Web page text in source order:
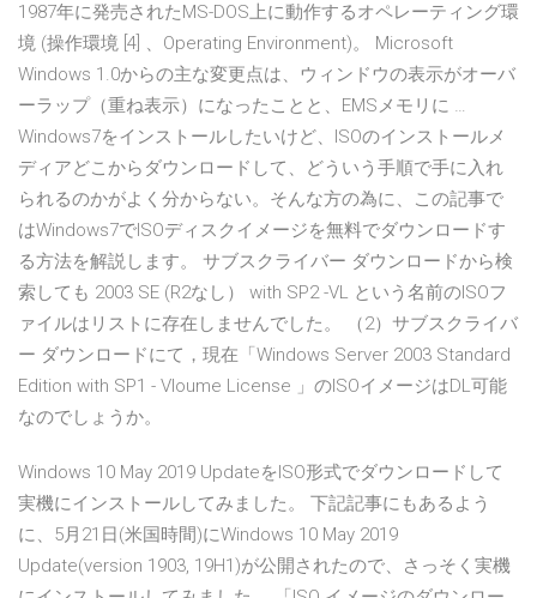
1987年に発売されたMS-DOS上に動作するオペレーティング環
境 (操作環境 [4] 、Operating Environment)。 Microsoft
Windows 1.0からの主な変更点は、ウィンドウの表示がオーバ
ーラップ（重ね表示）になったことと、EMSメモリに …
Windows7をインストールしたいけど、ISOのインストールメ
ディアどこからダウンロードして、どういう手順で手に入れ
られるのかがよく分からない。そんな方の為に、この記事で
はWindows7でISOディスクイメージを無料でダウンロードす
る方法を解説します。 サブスクライバー ダウンロードから検
索しても 2003 SE (R2なし） with SP2 -VL という名前のISOフ
ァイルはリストに存在しませんでした。 （2）サブスクライバ
ー ダウンロードにて，現在「Windows Server 2003 Standard
Edition with SP1 - Vloume License 」のISOイメージはDL可能
なのでしょうか。
Windows 10 May 2019 UpdateをISO形式でダウンロードして
実機にインストールしてみました。 下記記事にもあるよう
に、5月21日(米国時間)にWindows 10 May 2019
Update(version 1903, 19H1)が公開されたので、さっそく実機